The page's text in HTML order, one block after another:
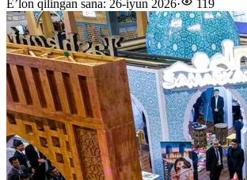
E’lon qilingan sana: 26-iyun 2026· 119